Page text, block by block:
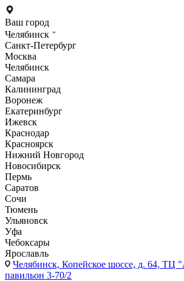
Ваш город
Челябинск
Санкт-Петербург
Москва
Челябинск
Самара
Калининград
Воронеж
Екатеринбург
Ижевск
Краснодар
Красноярск
Нижний Новгород
Новосибирск
Пермь
Саратов
Сочи
Тюмень
Ульяновск
Уфа
Чебоксары
Ярославль
Челябинск, Копейское шоссе, д. 64, ТЦ
павильон 3-70/2